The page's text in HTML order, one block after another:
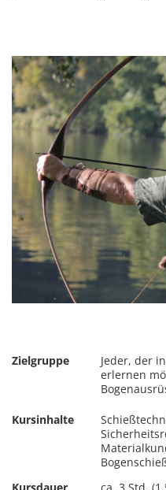
Zielgruppe
Jeder, der
erlernen
Kursinhalte
Kursdauer
ca. 3 Std.